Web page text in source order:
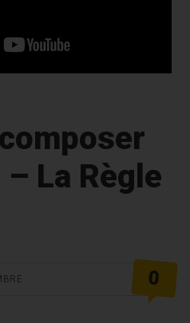
La Règle
0